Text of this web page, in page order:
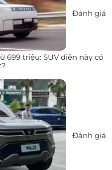
Đánh giá
699 triệu: SUV điện này có
Đánh giá